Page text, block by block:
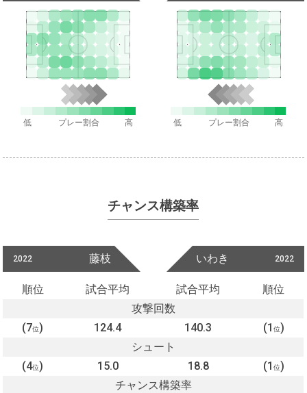
低 プレー割合 高 低 プレー割合 高
チャンス構築率
2022 藤枝 2022
いわき
順位 試合平均 試合平均
順位
攻撃回数
(7位) 124.4 140.3 (1 位)
シュート
(4位) 15.0 18.8 (1 位)
チャンス構築率